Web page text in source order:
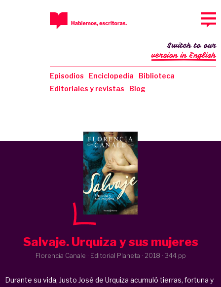
Episodios Enciclopedia
Biblioteca
Editoriales y revistas
Blog
Switch to our
version in English
Salvaje. Urquiza y sus mujeres
Florencia Canale · Editorial Planeta · 2018 · 344 pp
Durante su vida, Justo José de Urquiza acumuló tierras, fortuna y